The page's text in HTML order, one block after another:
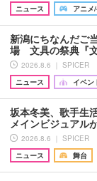
ニュース
アニメ
新潟にちなんだご
場 文具の祭典『
2026.8.6 ｜ SPICER
ニュース
イベン
坂本冬美、歌手生
メインビジュア
2026.8.6 ｜ SPICER
ニュース
舞台